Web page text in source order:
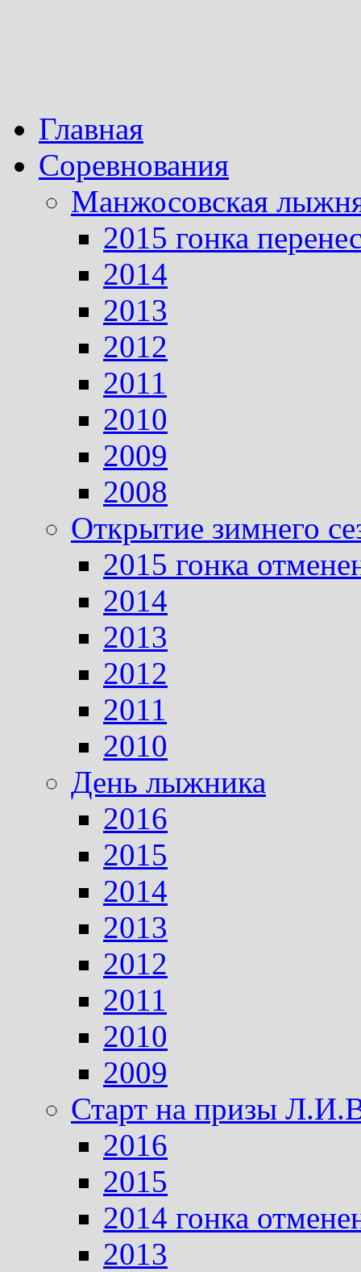
Главная
Соревнования
Манжосовская
2015 гонка
2014
2013
2012
2011
2010
2009
2008
Открытие зимнего
2015 гонка
2014
2013
2012
2011
2010
День лыжника
2016
2015
2014
2013
2012
2011
2010
2009
Старт на призы
2016
2015
2014 гонка
2013